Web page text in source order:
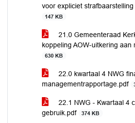
voor expliciet
147 KB
21.0 Gemeenteraad
koppeling AOW-uitkering aan
630 KB
22.0 kwartaal 4 NWG
managementrapportage.pdf
22.1 NWG - Kwartaal 4
gebruik.pdf
374 KB